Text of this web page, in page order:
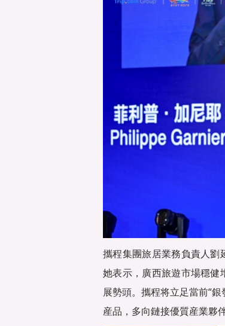
攜程集團旅居業務負責人劉
她表示，廣西旅遊市場穩健
展勢頭。攜程将立足當前“
産品，多向鏈接優質産業夥